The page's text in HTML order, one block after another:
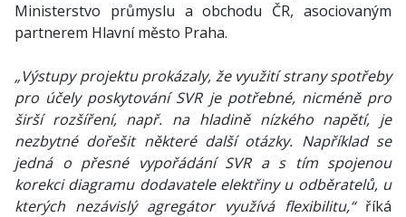
Ministerstvo průmyslu a obchodu ČR, asociovaným
partnerem Hlavní město Praha.
„Výstupy projektu prokázaly, že využití strany spotřeby
pro účely poskytování SVR je potřebné, nicméně pro
širší rozšíření, např. na hladině nízkého napětí, je
nezbytné dořešit některé další otázky. Například se
jedná o přesné vypořádání SVR a s tím spojenou
korekci diagramu dodavatele elektřiny u odběratelů, u
kterých nezávislý agregátor využívá flexibilitu,“říká